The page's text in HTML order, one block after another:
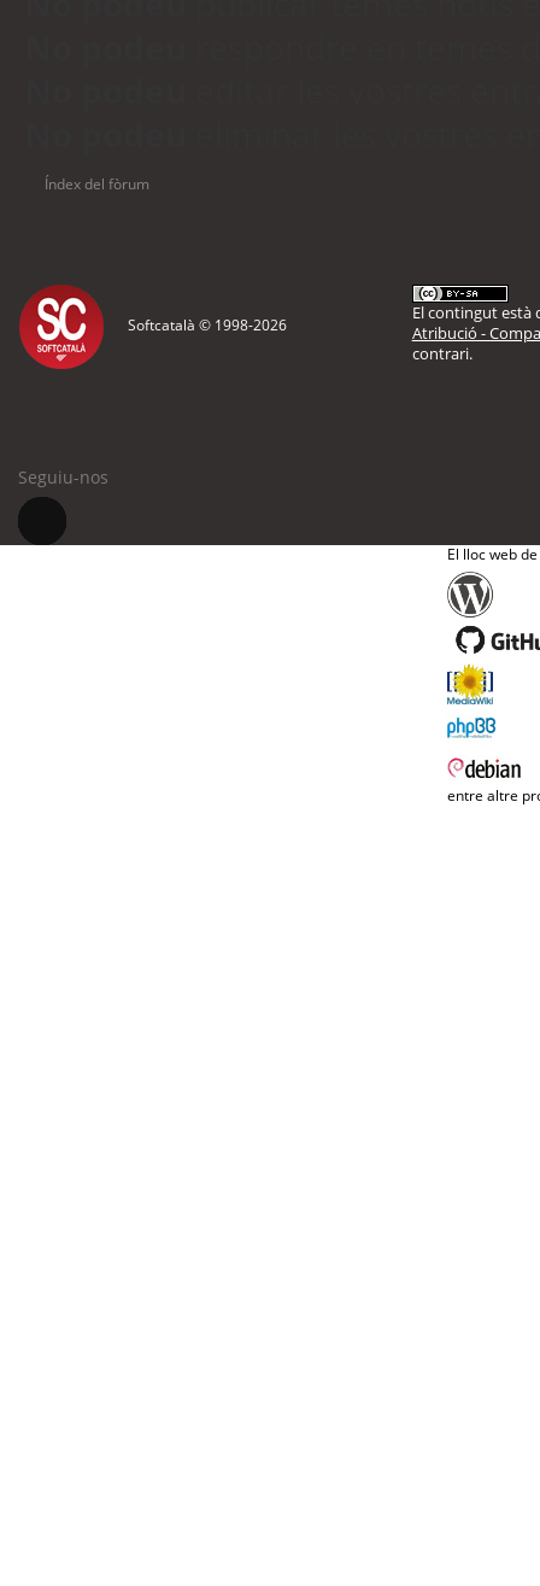
Índex del fòrum
Softcatalà © 1998-2026
El contingut està
Atribució -
contrari.
Seguiu-nos
El lloc web
entre altre